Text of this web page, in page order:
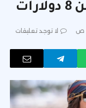
لا توجد تعليقات